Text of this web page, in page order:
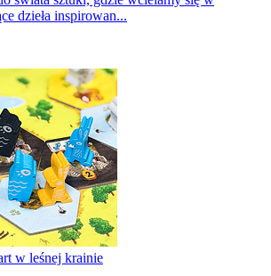
dzieła inspirowan...
w leśnej krainie